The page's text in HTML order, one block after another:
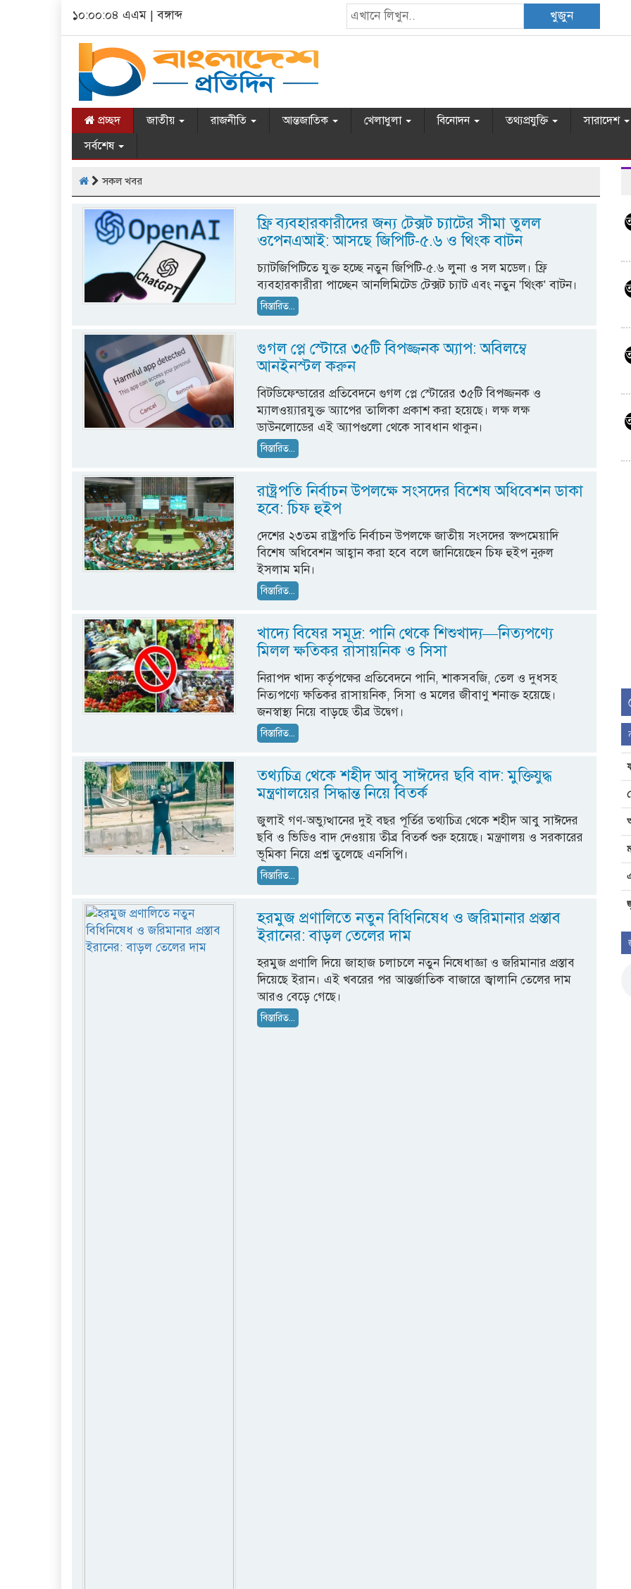
১০:০০:০৫ এএম |বঙ্গাব্দ খুজুন
প্রচ্ছদ জাতীয় রাজনীতি আন্তজাতিক খেলাধুলা বিনোদন তথ্যপ্রযুক্তি সারাদেশ
সর্বশেষ
সকল খবর
ফ্রি ব্যবহারকারীদের জন্য টেক্সট চ্যাটের সীমা তুলল
ওপেনএআই: আসছে জিপিটি-৫.৬ ও থিংক বাটন
চ্যাটজিপিটিতে যুক্ত হচ্ছে নতুন জিপিটি-৫.৬ লুনা ও সল মডেল। ফ্রি
ব্যবহারকারীরা পাচ্ছেন আনলিমিটেড টেক্সট চ্যাট এবং নতুন 'থিংক' বাটন।
বিস্তারিত...
গুগল প্লে স্টোরে ৩৫টি বিপজ্জনক অ্যাপ: অবিলম্বে
আনইনস্টল করুন
বিটডিফেন্ডারের প্রতিবেদনে গুগল প্লে স্টোরের ৩৫টি বিপজ্জনক ও
ম্যালওয়্যারযুক্ত অ্যাপের তালিকা প্রকাশ করা হয়েছে। লক্ষ লক্ষ
ডাউনলোডের এই অ্যাপগুলো থেকে সাবধান থাকুন।
বিস্তারিত...
রাষ্ট্রপতি নির্বাচন উপলক্ষে সংসদের বিশেষ অধিবেশন ডাকা
হবে: চিফ হুইপ
দেশের ২৩তম রাষ্ট্রপতি নির্বাচন উপলক্ষে জাতীয় সংসদের স্বল্পমেয়াদি
বিশেষ অধিবেশন আহ্বান করা হবে বলে জানিয়েছেন চিফ হুইপ নুরুল
ইসলাম মনি।
বিস্তারিত...
খাদ্যে বিষের সমূদ্র: পানি থেকে শিশুখাদ্য—নিত্যপণ্যে
মিলল ক্ষতিকর রাসায়নিক ও সিসা
নিরাপদ খাদ্য কর্তৃপক্ষের প্রতিবেদনে পানি, শাকসবজি, তেল ও দুধসহ
নিত্যপণ্যে ক্ষতিকর রাসায়নিক, সিসা ও মলের জীবাণু শনাক্ত হয়েছে।
জনস্বাস্থ্য নিয়ে বাড়ছে তীব্র উদ্বেগ।
বিস্তারিত...
তথ্যচিত্র থেকে শহীদ আবু সাঈদের ছবি বাদ: মুক্তিযুদ্ধ
মন্ত্রণালয়ের সিদ্ধান্ত নিয়ে বিতর্ক
জুলাই গণ-অভ্যুত্থানের দুই বছর পূর্তির তথ্যচিত্র থেকে শহীদ আবু সাঈদের
ছবি ও ভিডিও বাদ দেওয়ায় তীব্র বিতর্ক শুরু হয়েছে। মন্ত্রণালয় ও সরকারের
ভূমিকা নিয়ে প্রশ্ন তুলেছে এনসিপি।
বিস্তারিত...
হরমুজ প্রণালিতে নতুন বিধিনিষেধ ও জরিমানার প্রস্তাব
ইরানের: বাড়ল তেলের দাম
হরমুজ প্রণালি দিয়ে জাহাজ চলাচলে নতুন নিষেধাজ্ঞা ও জরিমানার প্রস্তাব
দিয়েছে ইরান। এই খবরের পর আন্তর্জাতিক বাজারে জ্বালানি তেলের দাম
আরও বেড়ে গেছে।
বিস্তারিত...